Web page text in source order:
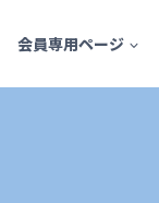
会員専用ページ